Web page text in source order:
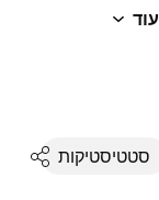
עוד
סטטיסטיקות